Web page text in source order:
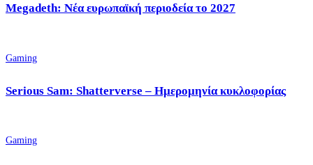
Megadeth: Νέα ευρωπαϊκή περιοδεία το 2027
Gaming
Serious Sam: Shatterverse – Ημερομηνία κυκλοφορίας
Gaming